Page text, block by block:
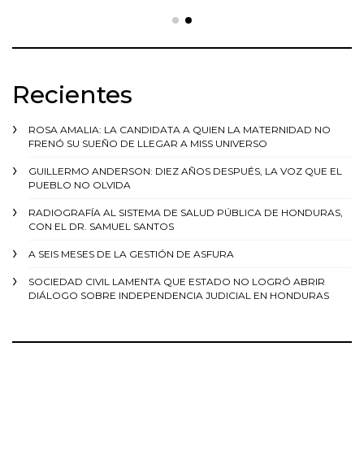
Recientes
ROSA AMALIA: LA CANDIDATA A QUIEN LA MATERNIDAD NO
FRENÓ SU SUEÑO DE LLEGAR A MISS UNIVERSO
GUILLERMO ANDERSON: DIEZ AÑOS DESPUÉS, LA VOZ QUE EL
PUEBLO NO OLVIDA
RADIOGRAFÍA AL SISTEMA DE SALUD PÚBLICA DE HONDURAS,
CON EL DR. SAMUEL SANTOS
A SEIS MESES DE LA GESTIÓN DE ASFURA
SOCIEDAD CIVIL LAMENTA QUE ESTADO NO LOGRÓ ABRIR
DIÁLOGO SOBRE INDEPENDENCIA JUDICIAL EN HONDURAS